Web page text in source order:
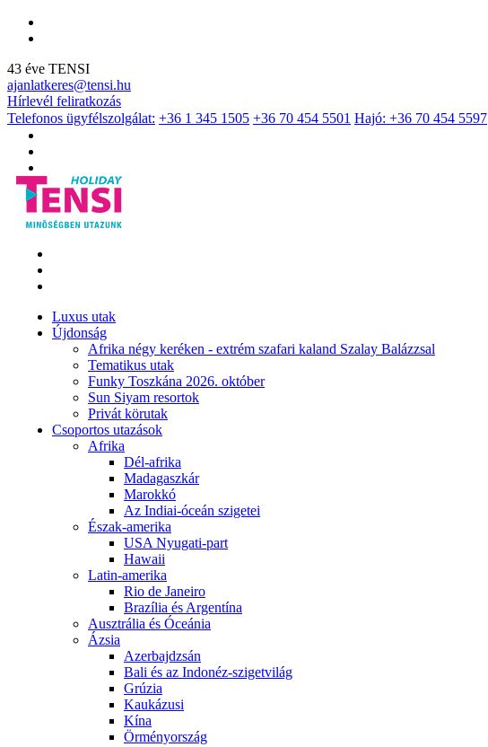
43 éve TENSI
ajanlatkeres@tensi.hu
Hírlevél feliratkozás
Telefonos ügyfélszolgálat: +36 1 345 1505 +36 70 454 5501 Hajó: +36 70 454 5597
Luxus utak
Újdonság
Afrika négy keréken - extrém szafari kaland Szalay Balázzsal
Tematikus utak
Funky Toszkána 2026. október
Sun Siyam resortok
Privát körutak
Csoportos utazások
Afrika
Dél-afrika
Madagaszkár
Marokkó
Az Indiai-óceán szigetei
Észak-amerika
USA Nyugati-part
Hawaii
Latin-amerika
Rio de Janeiro
Brazília és Argentína
Ausztrália és Óceánia
Ázsia
Azerbajdzsán
Bali és az Indonéz-szigetvilág
Grúzia
Kaukázusi
Kína
Örményország